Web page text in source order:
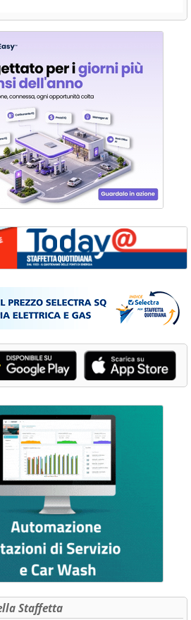
con i ministri Industria Ue'
alternativi'
WTO contro dazi prodotti verdi'
Staffetta